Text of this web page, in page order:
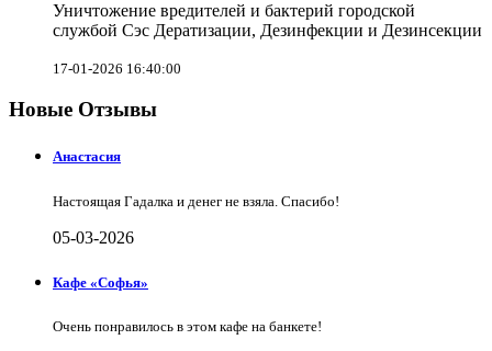
Уничтожение вредителей и бактерий городской
службой Сэс Дератизации, Дезинфекции и Дезинсекции
17-01-2026 16:40:00
Новые Отзывы
Анастасия
Настоящая Гадалка и денег не взяла. Спасибо!
05-03-2026
Кафе «Софья»
Очень понравилось в этом кафе на банкете!